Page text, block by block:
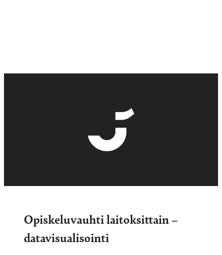
Opiskeluvauhti laitoksittain –
datavisualisointi